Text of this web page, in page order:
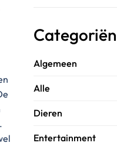
Categoriën
Algemeen
Alle
Dieren
Entertainment